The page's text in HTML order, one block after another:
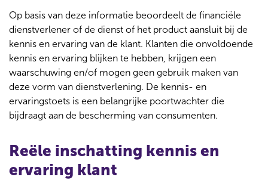
Op basis van deze informatie beoordeelt de financiële
dienstverlener of de dienst of het product aansluit bij de
kennis en ervaring van de klant. Klanten die onvoldoende
kennis en ervaring blijken te hebben, krijgen een
waarschuwing en/of mogen geen gebruik maken van
deze vorm van dienstverlening. De kennis- en
ervaringstoets is een belangrijke poortwachter die
bijdraagt aan de bescherming van consumenten.
Reële inschatting kennis en
ervaring klant